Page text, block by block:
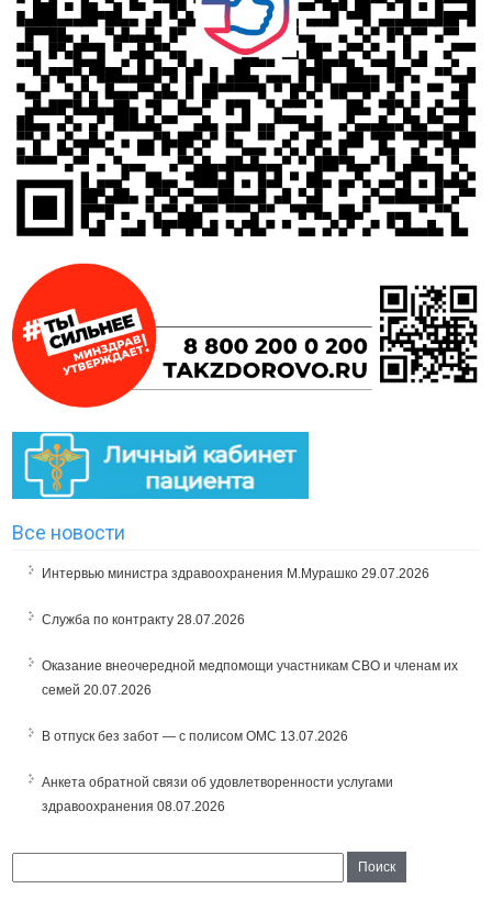
Все новости
Интервью министра здравоохранения М.Мурашко 29.07.2026
Служба по контракту 28.07.2026
Оказание внеочередной медпомощи участникам СВО и членам их
семей 20.07.2026
В отпуск без забот — с полисом ОМС 13.07.2026
Анкета обратной связи об удовлетворенности услугами
здравоохранения 08.07.2026